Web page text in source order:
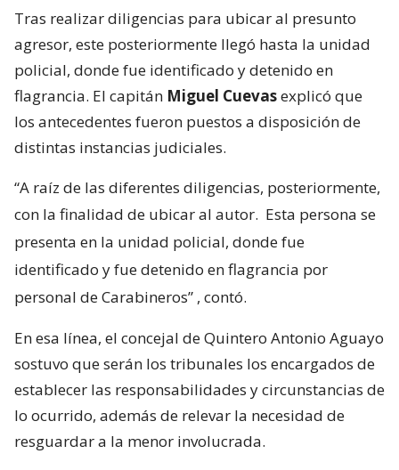
Tras realizar diligencias para ubicar al presunto
agresor, este posteriormente llegó hasta la unidad
policial, donde fue identificado y detenido en
flagrancia. El capitán Miguel Cuevasexplicó que
los antecedentes fueron puestos a disposición de
distintas instancias judiciales.
“A raíz de las diferentes diligencias, posteriormente,
con la finalidad de ubicar al autor. Esta persona se
presenta en la unidad policial, donde fue
identificado y fue detenido en flagrancia por
personal de Carabineros” , contó.
En esa línea, el concejal de Quintero Antonio Aguayo
sostuvo que serán los tribunales los encargados de
establecer las responsabilidades y circunstancias de
lo ocurrido, además de relevar la necesidad de
resguardar a la menor involucrada.